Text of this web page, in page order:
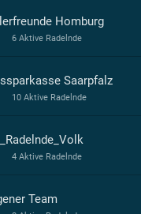
Homburg
6 Aktive Radelnde
Saarpfalz
10 Aktive Radelnde
4 Aktive Radelnde
Team